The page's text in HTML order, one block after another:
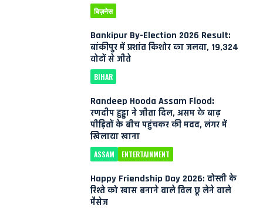
बिज़नेस
Bankipur By-Election 2026 Result:
बांकीपुर में प्रशांत किशोर का जलवा, 19,324
वोटों से जीते
BIHAR
Randeep Hooda Assam Flood:
रणदीप हुड्डा ने जीता दिल, असम के बाढ़
पीड़ितों के बीच पहुंचकर की मदद, लंगर में
खिलाया खाना
ASSAM ENTERTAINMENT
Happy Friendship Day 2026: दोस्ती के
रिश्ते को खास बनाने वाले दिल छू लेने वाले
मैसेज